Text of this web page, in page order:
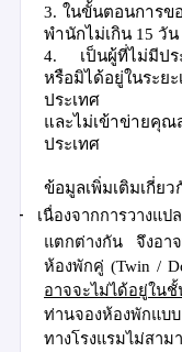
3. ในขั้นตอนการขอ
พำนักไม่เกิน 15 วัน
4. เป็นผู้ที่ไม่มีป
หรือมิได้อยู่ในระยะ
ประเทศ
และไม่เข้าข่ายคุณ
ประเทศ
ข้อมูลเพิ่มเติมเกี่ย
-
เนื่องจากการวางแ
แตกต่างกัน จึงอา
ห้องพักคู่ (Twin /
อาจจะไม่ได้อยู่ใน
ท่านจองห้องพักแบ
ทางโรงแรมไม่สาม